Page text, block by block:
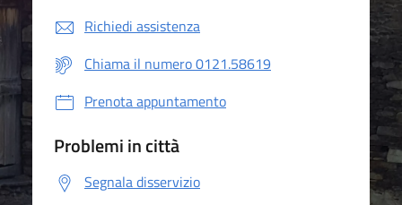
Richiedi assistenza
Chiama il numero 0121.58619
Prenota appuntamento
Problemi in città
Segnala disservizio